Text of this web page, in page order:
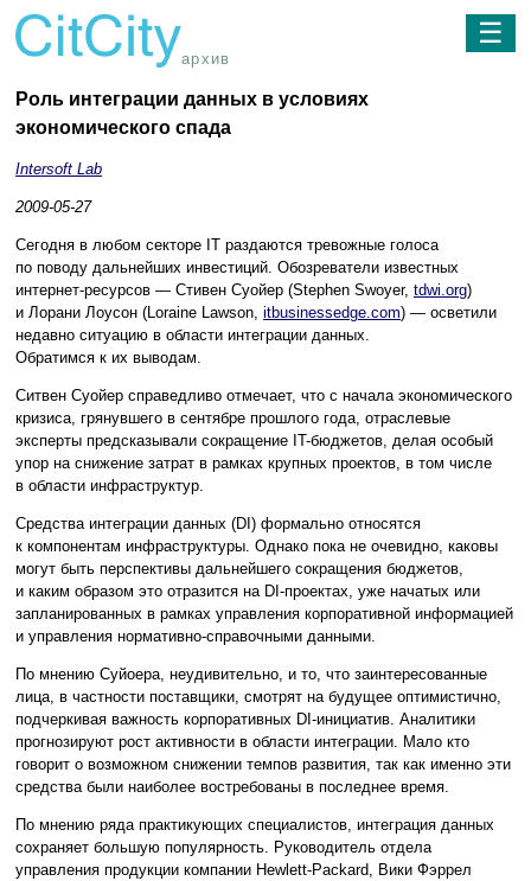
архив
☰
Роль интеграции данных в условиях
экономического спада
Intersoft Lab
2009-05-27
Сегодня в любом секторе IT раздаются тревожные голоса
по поводу дальнейших инвестиций. Обозреватели известных
интернет-ресурсов — Стивен Суойер (Stephen Swoyer, tdwi.org)
и Лорани Лоусон (Loraine Lawson, itbusinessedge.com) — осветили
недавно ситуацию в области интеграции данных.
Обратимся к их выводам.
Ситвен Суойер справедливо отмечает, что с начала экономического
кризиса, грянувшего в сентябре прошлого года, отраслевые
эксперты предсказывали сокращение IT-бюджетов, делая особый
упор на снижение затрат в рамках крупных проектов, в том числе
в области инфраструктур.
Средства интеграции данных (DI) формально относятся
к компонентам инфраструктуры. Однако пока не очевидно, каковы
могут быть перспективы дальнейшего сокращения бюджетов,
и каким образом это отразится на DI-проектах, уже начатых или
запланированных в рамках управления корпоративной информацией
и управления нормативно-справочными данными.
По мнению Суйоера, неудивительно, и то, что заинтересованные
лица, в частности поставщики, смотрят на будущее оптимистично,
подчеркивая важность корпоративных DI-инициатив. Аналитики
прогнозируют рост активности в области интеграции. Мало кто
говорит о возможном снижении темпов развития, так как именно эти
средства были наиболее востребованы в последнее время.
По мнению ряда практикующих специалистов, интеграция данных
сохраняет большую популярность. Руководитель отдела
управления продукции компании Hewlett-Packard, Вики Фэррел